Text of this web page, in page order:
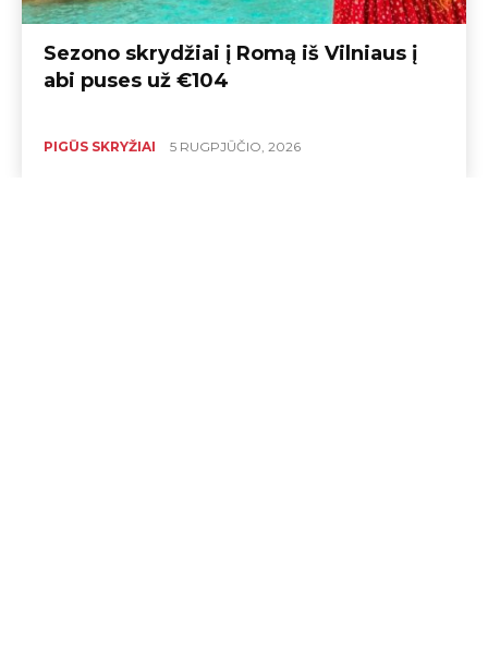
Sezono skrydžiai į Romą iš Vilniaus į
abi puses už €104
PIGŪS SKRYŽIAI 5 RUGPJŪČIO, 2026